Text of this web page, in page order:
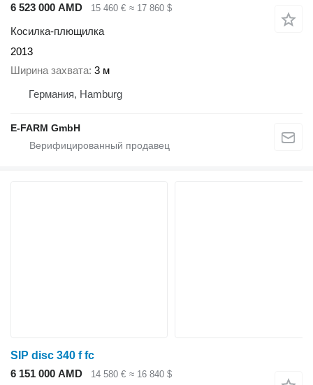
6 523 000 AMD
15 460 € ≈ 17 860 $
Косилка-плющилка
2013
Ширина захвата 3 м
Германия, Hamburg
E-FARM GmbH
SIP disc 340 f fc
6 151 000 AMD
14 580 € ≈ 16 840 $